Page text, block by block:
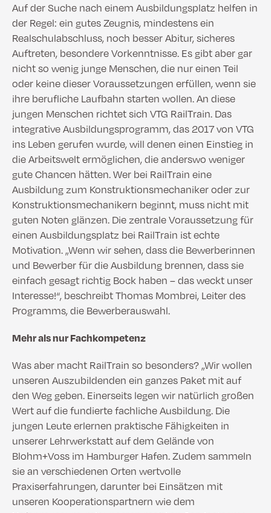
Auf der Suche nach einem Ausbildungsplatz helfen in
der Regel: ein gutes Zeugnis, mindestens ein
Realschulabschluss, noch besser Abitur, sicheres
Auftreten, besondere Vorkenntnisse. Es gibt aber gar
nicht so wenig junge Menschen, die nur einen Teil
oder keine dieser Voraussetzungen erfüllen, wenn sie
ihre berufliche Laufbahn starten wollen. An diese
jungen Menschen richtet sich VTG RailTrain. Das
integrative Ausbildungsprogramm, das 2017 von VTG
ins Leben gerufen wurde, will denen einen Einstieg in
die Arbeitswelt ermöglichen, die anderswo weniger
gute Chancen hätten. Wer bei RailTrain eine
Ausbildung zum Konstruktionsmechaniker oder zur
Konstruktionsmechanikern beginnt, muss nicht mit
guten Noten glänzen. Die zentrale Voraussetzung für
einen Ausbildungsplatz bei RailTrain ist echte
Motivation. „Wenn wir sehen, dass die Bewerberinnen
und Bewerber für die Ausbildung brennen, dass sie
einfach gesagt richtig Bock haben – das weckt unser
Interesse!“, beschreibt Thomas Mombrei, Leiter des
Programms, die Bewerberauswahl.
Mehr als nur Fachkompetenz
Was aber macht RailTrain so besonders? „Wir wollen
unseren Auszubildenden ein ganzes Paket mit auf
den Weg geben. Einerseits legen wir natürlich großen
Wert auf die fundierte fachliche Ausbildung. Die
jungen Leute erlernen praktische Fähigkeiten in
unserer Lehrwerkstatt auf dem Gelände von
Blohm+Voss im Hamburger Hafen. Zudem sammeln
sie an verschiedenen Orten wertvolle
Praxiserfahrungen, darunter bei Einsätzen mit
unseren Kooperationspartnern wie dem